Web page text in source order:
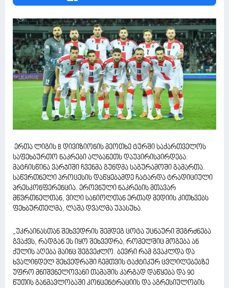
ერთა ლიგის B დივიზიონის მეოთხე ტურში საქართველოს
საფეხბურთო ნაკრები ალბანეთს დაუპირისპირდება.
მატჩისწინა ვარჯიში ჩვენმა გუნდმა საგურამოში გამართა.
საწვრთნელი პროცესის დაწყებამდე ჩატარდა ტრადიციული
პრესკონფერენცია. ეროვნული ნაკრების მთავარ
მწვრთნელთან, ვილი სანიოლთან ერთად მედიის კითხვებს
ფეხბურთელმა, ლაშა დვალმა უპასუხა.
„უკრაინასთან შეხვედრის შემდეგ ცოტა უცნაური შეგრძნება
გვაქვს, რადგან ეს იყო შეხვედრა, რომელშიც მოგება ან
ქულის აღება მაინც შეგვეძლო. ბევრი რამ გვაკლდა და
ხვალინდელ შეხვედრაში ჩემთვის ტაქტიკურ ცვლილებებზე
უფრო მნიშვნელოვანი თამაშის კარგად დაწყება და 90
წუთის განმავლობაში კონცენტრაციის და აგრესიულობის